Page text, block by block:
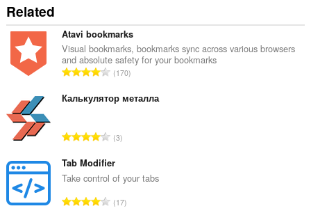
Related
Atavi bookmarks
Visual bookmarks, bookmarks sync across various browsers
and absolute safety for your bookmarks
रे
ग
ल
ख्या
170
Калькулятор металла
रे
ग
की
ल
3
Tab Modifier
Take control of your tabs
रे 17